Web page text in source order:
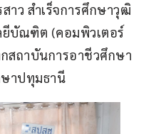
าว สำเร็จการศึกษาวุฒิ
บัณฑิต (คอมพิวเตอร์
สถาบันการอาชีวศึกษา
ษาปทุมธานี